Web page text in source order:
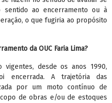
sentido ao encerramento ou à
o que fugiria ao propósito
da OUC Faria Lima?
vigentes, desde os anos 1990,
encerrada. A trajetória das
por um moto contínuo de
de obras e/ou de estoques